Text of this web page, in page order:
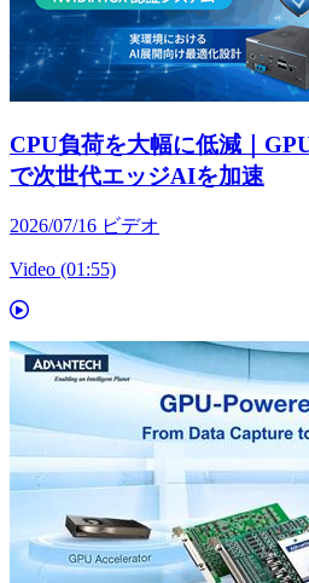
CPU負荷を大幅に低減｜
で次世代エッジAIを加速
2026/07/16 ビデオ
Video (01:55)